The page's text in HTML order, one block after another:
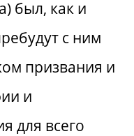
был, как и
с ним
призвания и
и
для всего